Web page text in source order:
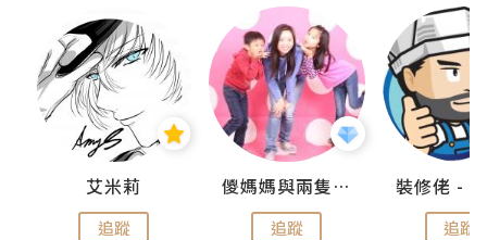
艾米莉
追蹤
儍媽媽與兩隻小魔怪之家
追蹤 追蹤